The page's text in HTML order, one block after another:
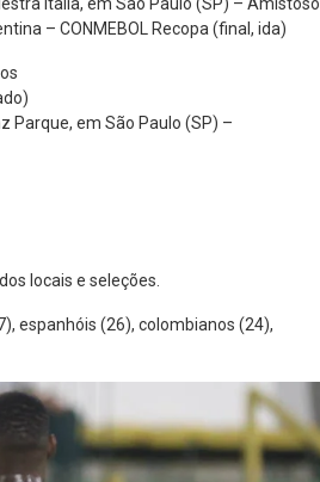
– CONMEBOL Recopa (final, ida)
Parque, em São Paulo (SP) –
locais e seleções.
espanhóis (26), colombianos (24),